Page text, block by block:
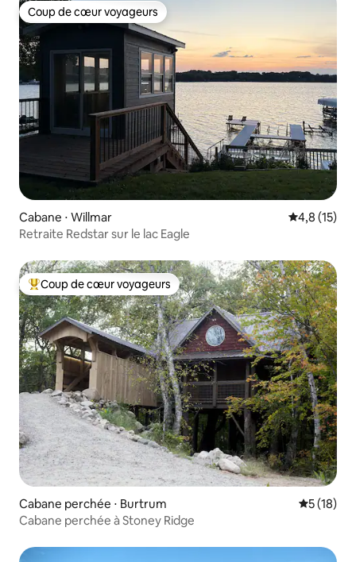
Coup de cœur voyageurs
Coup de cœur voyageurs
Cabane ⋅ Willmar Évaluation
4,8 (15)
Retraite Redstar sur le lac Eagle
Coups de cœur voyageurs les plus appréciés
Coup de cœur voyageurs
Cabane perchée ⋅ Burtrum
5 (18)
Cabane perchée à Stoney Ridge